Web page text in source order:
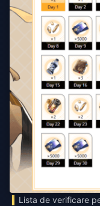
Lista de verificare